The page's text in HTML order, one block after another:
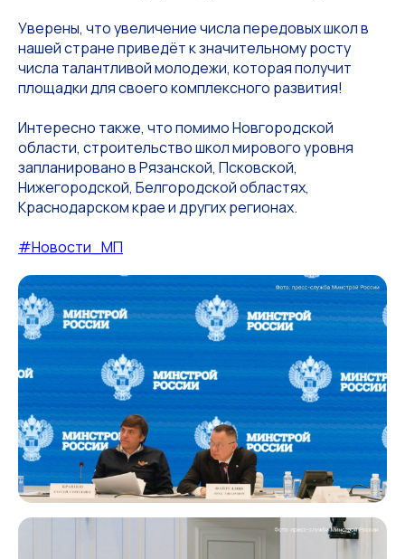
Уверены, что увеличение числа передовых школ в
нашей стране приведёт к значительному росту
числа талантливой молодежи, которая получит
площадки для своего комплексного развития!
Интересно также, что помимо Новгородской
области, строительство школ мирового уровня
запланировано в Рязанской, Псковской,
Нижегородской, Белгородской областях,
Краснодарском крае и других регионах.
#Новости_МП